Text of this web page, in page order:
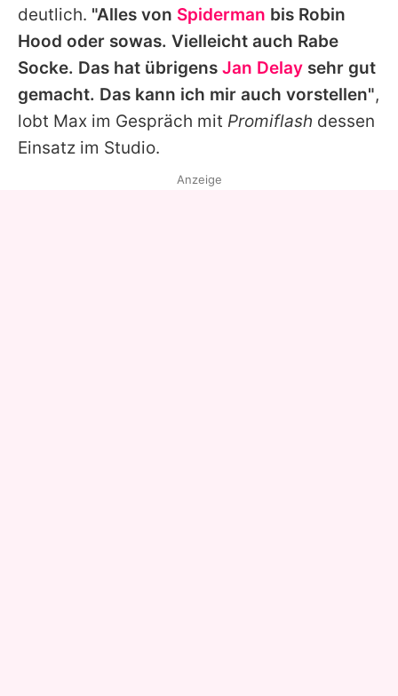
deutlich. "Alles von Spiderman bis Robin
Hood oder sowas. Vielleicht auch Rabe
Socke. Das hat übrigens Jan Delay sehr gut
gemacht. Das kann ich mir auch vorstellen",
lobt Max im Gespräch mit Promiflash dessen
Einsatz im Studio.
Anzeige